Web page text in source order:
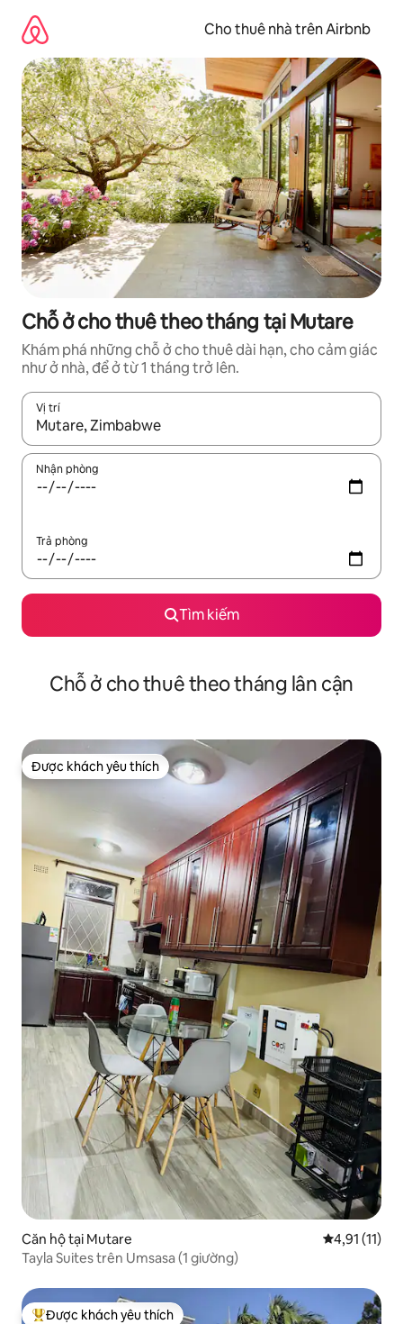
dung
Cho thuê nhà trên Airbnb
Chỗ ở cho thuê theo tháng tại Mutare
Khám phá những chỗ ở cho thuê dài hạn, cho cảm giác
như ở nhà, để ở từ 1 tháng trở lên.
Vị trí
Khi có kết quả, hãy điều hướng bằng phím mũi tên lên và
Nhận phòng
Trả phòng
Tìm kiếm
Chỗ ở cho thuê theo tháng lân cận
Được khách yêu thích
Được khách yêu thích
Căn hộ tại Mutare Xếp hạng
4,91 (11)
Tayla Suites trên Umsasa (1 giường)
Được khách yêu thích